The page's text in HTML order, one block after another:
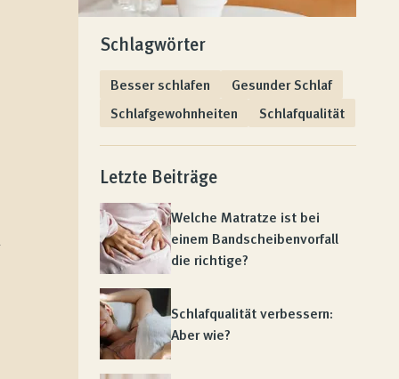
Schlagwörter
Besser schlafen
Gesunder Schlaf
Schlafgewohnheiten
Schlafqualität
Letzte Beiträge
Welche Matratze ist bei
einem Bandscheibenvorfall
die richtige?
Schlafqualität verbessern:
Aber wie?